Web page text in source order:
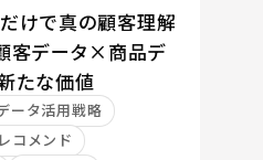
けで真の顧客理解
客データ×商品デ
たな価値
ータ活用戦略
レコメンド